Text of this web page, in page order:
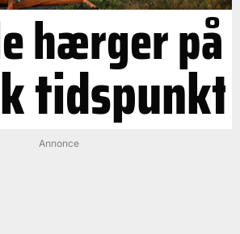
hærger på
tidspunkt
Annonce